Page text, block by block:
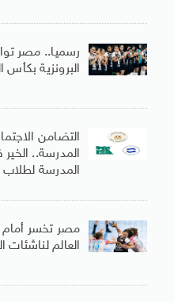
رسميا.. مصر
البرونزية بكأس
التضامن
المدرسة..
المدرسة لطلاب
العالم